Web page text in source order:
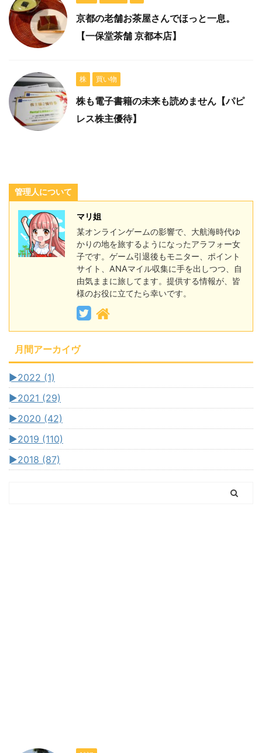
京都の老舗お茶屋さんでほっと一息。
【一保堂茶舗 京都本店】
株 買い物
株も電子書籍の未来も読めません【パピ
レス株主優待】
管理人について
マリ姐
某オンラインゲームの影響で、大航海時代ゆ
かりの地を旅するようになったアラフォー女
子です。ゲーム引退後もモニター、ポイント
サイト、ANAマイル収集に手を出しつつ、自
由気ままに旅してます。提供する情報が、皆
様のお役に立てたら幸いです。
月間アーカイヴ
►2022 (1)
►2021 (29)
►2020 (42)
►2019 (110)
►2018 (87)